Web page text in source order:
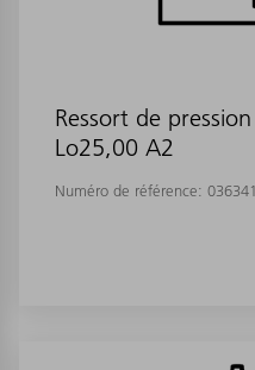
Ressort de
Lo25,00 A2
Numéro de référence: